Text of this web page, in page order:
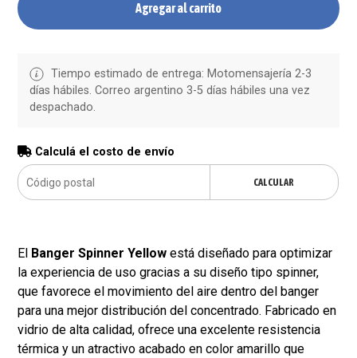
Agregar al carrito
Tiempo estimado de entrega: Motomensajería 2-3
días hábiles. Correo argentino 3-5 días hábiles una vez
despachado.
Calculá el costo de envío
CALCULAR
El Banger Spinner Yellow está diseñado para optimizar
la experiencia de uso gracias a su diseño tipo spinner,
que favorece el movimiento del aire dentro del banger
para una mejor distribución del concentrado. Fabricado en
vidrio de alta calidad, ofrece una excelente resistencia
térmica y un atractivo acabado en color amarillo que